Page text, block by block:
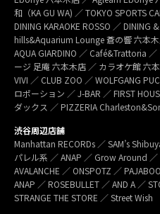
和（KA GU WA) ／ TOKYO SPORTS
DINING KARAOKE ROSSO ／ DINING
hills&Aquarium Lounge 蒼の響 六本
AQUA GIARDINO ／ Café&Trattoria
ージ 足庵 六本木店 ／ カラオケ館 六
VIVI ／ CLUB ZOO ／ WOLFGANG
ロポーション ／ J-BAR ／ FIRST
ダックス ／ PIZZERIA
渋谷周辺店舗
Manhattan RECORDs ／ SAM’s
パレル系 ／ ANAP ／ Grow Around
AVALANCHE ／ ONSPOTZ ／
ANAP ／ ROSEBULLET ／ AND A ／
STRANGE THE STORE ／ Street Wish